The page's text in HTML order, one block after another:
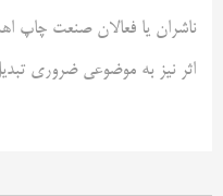
ناشران یا فعالان صنعت چاپ
اثر نیز به موضوعی ضروری